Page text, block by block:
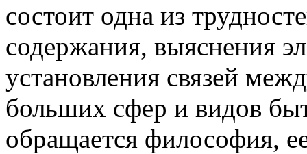
состоит одна из
содержания, выяснения
установления связей
больших сфер и видов
обращается философия,